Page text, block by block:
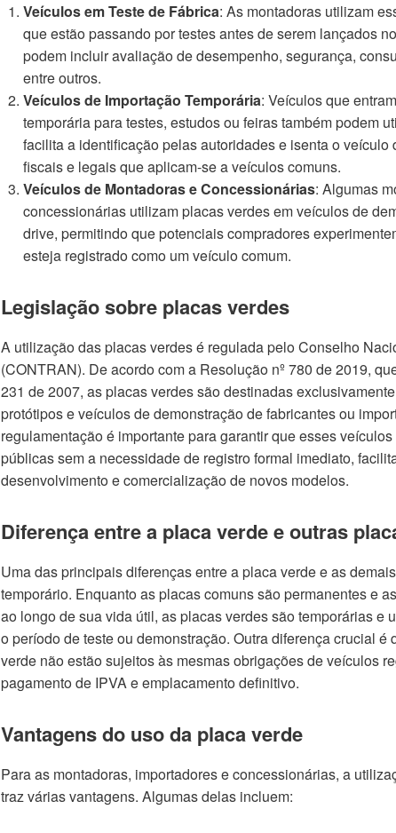
Veículos em Teste de Fábrica: As montadoras utilizam
que estão passando por testes antes de serem lançados
podem incluir avaliação de desempenho, segurança,
entre outros.
Veículos de Importação Temporária: Veículos que
temporária para testes, estudos ou feiras também podem
facilita a identificação pelas autoridades e isenta o veículo
fiscais e legais que aplicam-se a veículos comuns.
Veículos de Montadoras e Concessionárias: Algumas
concessionárias utilizam placas verdes em veículos de
drive, permitindo que potenciais compradores
esteja registrado como um veículo comum.
Legislação sobre placas verdes
A utilização das placas verdes é regulada pelo Conselho
(CONTRAN). De acordo com a Resolução nº 780 de 2019,
231 de 2007, as placas verdes são destinadas
protótipos e veículos de demonstração de fabricantes ou
regulamentação é importante para garantir que esses
públicas sem a necessidade de registro formal imediato,
desenvolvimento e comercialização de novos modelos.
Diferença entre a placa verde e outras
Uma das principais diferenças entre a placa verde e as
temporário. Enquanto as placas comuns são permanentes e
ao longo de sua vida útil, as placas verdes são temporárias e
o período de teste ou demonstração. Outra diferença crucial é
verde não estão sujeitos às mesmas obrigações de veículos
pagamento de IPVA e emplacamento definitivo.
Vantagens do uso da placa verde
Para as montadoras, importadores e concessionárias, a
traz várias vantagens. Algumas delas incluem: